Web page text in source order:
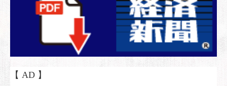
【 AD 】